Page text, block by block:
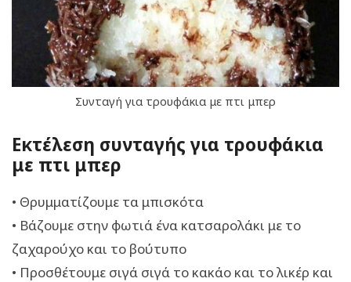
Συνταγή για τρουφάκια με πτι μπερ
Εκτέλεση συνταγής για τρουφάκια
με πτι μπερ
• Θρυμματίζουμε τα μπισκότα
• Βάζουμε στην φωτιά ένα κατσαρολάκι με το
ζαχαρούχο και το βούτυπο
• Προσθέτουμε σιγά σιγά το κακάο και το λικέρ και